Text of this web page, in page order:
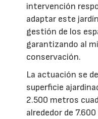
intervención
adaptar este
gestión de los
garantizando al
conservación.
La actuación se
superficie
2.500 metros
alrededor de